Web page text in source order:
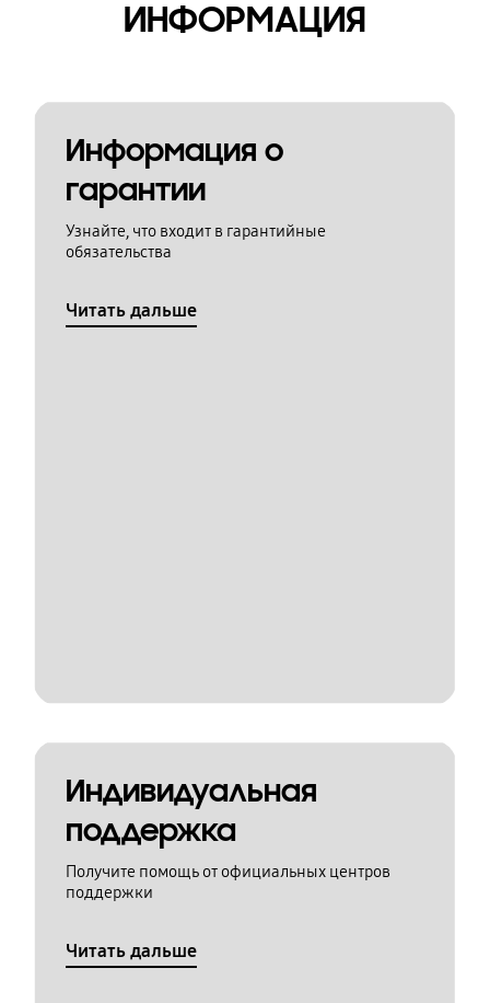
ИНФОРМАЦИЯ
Информация о
гарантии
Узнайте, что входит в гарантийные
обязательства
Читать дальше
Индивидуальная
поддержка
Получите помощь от официальных центров
поддержки
Читать дальше